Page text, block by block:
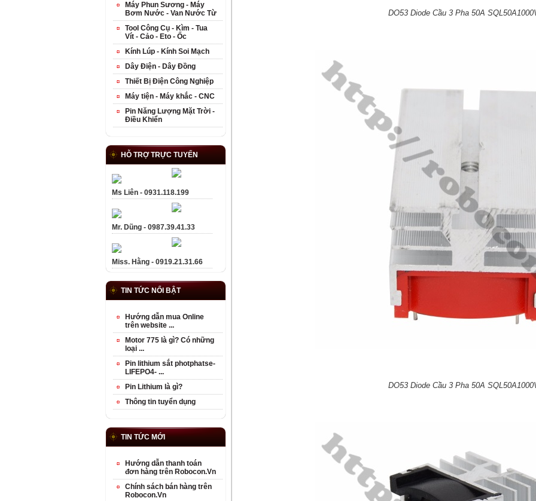
DO53 Diode Cầu 3 Pha 50A
DO53 Diode Cầu 3 Pha 50A
Máy Phun Sương - Máy
Bơm Nước - Van Nước Từ
Tool Công Cụ - Kìm - Tua
Vít - Cảo - Eto - Ốc
Kính Lúp - Kính Soi Mạch
Dây Điện - Dây Đồng
Thiết Bị Điện Công Nghiệp
Máy tiện - Máy khắc - CNC
Pin Năng Lượng Mặt Trời -
Điều Khiển
HỖ TRỢ TRỰC TUYẾN
Ms Liên - 0931.118.199
Mr. Dũng - 0987.39.41.33
Miss. Hằng - 0919.21.31.66
TIN TỨC NỔI BẬT
Hướng dẫn mua Online
trên website ...
Motor 775 là gì? Có những
loại ...
Pin lithium sắt photphatse-
LIFEPO4- ...
Pin Lithium là gì?
Thông tin tuyển dụng
TIN TỨC MỚI
Hướng dẫn thanh toán
đơn hàng trên Robocon.Vn
Chính sách bán hàng trên
Robocon.Vn